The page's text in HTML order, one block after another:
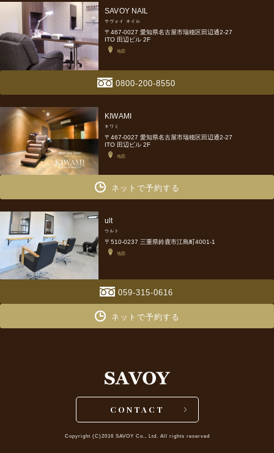
SAVOY NAIL
サヴォイ ネイル
〒467-0027 愛知県名古屋市瑞穂区田辺通2-27
ITO 田辺ビル 2F
地図
0800-200-8550
KIWAMI
キワミ
〒467-0027 愛知県名古屋市瑞穂区田辺通2-27
ITO 田辺ビル 2F
地図
ネットで予約する
ult
ウルト
〒510-0237 三重県鈴鹿市江島町4001-1
地図
059-315-0616
ネットで予約する
CONTACT
Copyright (C)2016 SAVOY Co., Ltd. All rights reserved